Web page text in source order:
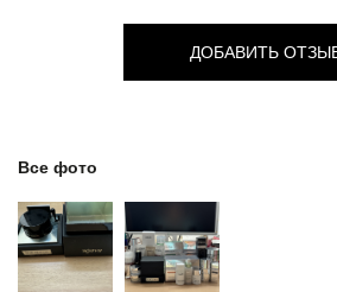
ДОБАВИТЬ
Все фото